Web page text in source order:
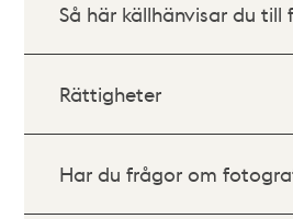
Så här källhänvisar du
Rättigheter
Har du frågor om